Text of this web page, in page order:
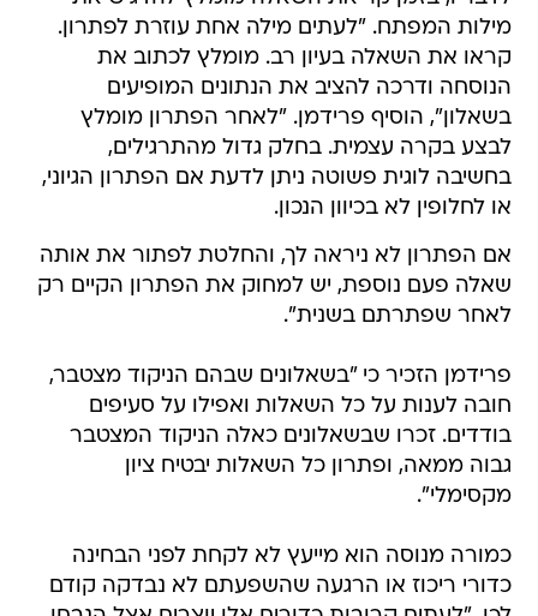
מילות המפתח. "לעתים מילה אחת עוזרת לפתרון.
קראו את השאלה בעיון רב. מומלץ לכתוב את
הנוסחה ודרכה להציב את הנתונים המופיעים
בשאלון", הוסיף פרידמן. "לאחר הפתרון מומלץ
לבצע בקרה עצמית. בחלק גדול מהתרגילים,
בחשיבה לוגית פשוטה ניתן לדעת אם הפתרון הגיוני,
או לחלופין לא בכיוון הנכון.
אם הפתרון לא ניראה לך, והחלטת לפתור את אותה
שאלה פעם נוספת, יש למחוק את הפתרון הקיים רק
לאחר שפתרתם בשנית".
פרידמן הזכיר כי "בשאלונים שבהם הניקוד מצטבר,
חובה לענות על כל השאלות ואפילו על סעיפים
בודדים. זכרו שבשאלונים כאלה הניקוד המצטבר
גבוה ממאה, ופתרון כל השאלות יבטיח ציון
מקסימלי".
כמורה מנוסה הוא מייעץ לא לקחת לפני הבחינה
כדורי ריכוז או הרגעה שהשפעתם לא נבדקה קודם